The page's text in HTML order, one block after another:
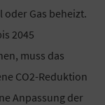
Gas beheizt.
2045
muss das
CO2-Reduktion
Anpassung der